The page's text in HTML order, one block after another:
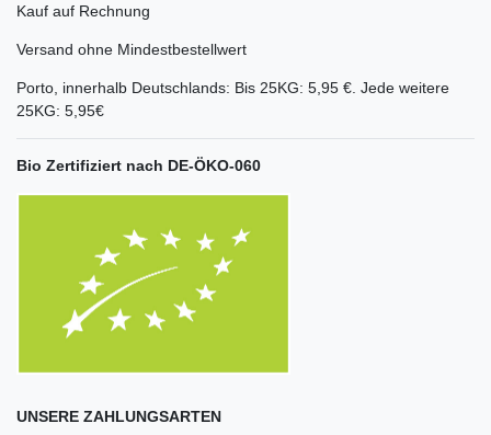
Kauf auf Rechnung
Versand ohne Mindestbestellwert
Porto, innerhalb Deutschlands: Bis 25KG: 5,95 €. Jede weitere
25KG: 5,95€
Bio Zertifiziert nach DE-ÖKO-060
UNSERE ZAHLUNGSARTEN